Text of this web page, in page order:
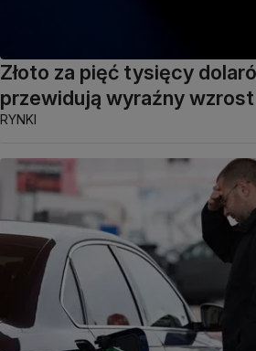
Złoto za pięć tysięcy
przewidują wyraźny
RYNKI